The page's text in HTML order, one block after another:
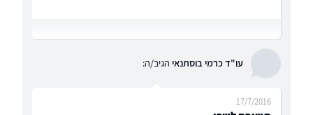
עו"ד כרמי בוסתנאי הגיב/ה:
17/7/2016